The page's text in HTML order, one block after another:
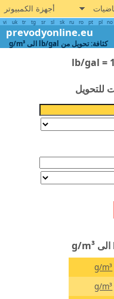
أجهزة الكمبيوتر
pl
pt
ro
ru
sk
sl
sr
tg
tr
uk
vi
prevodyonline.eu
كثافة: تحويل من lb/gal الى g/m³
للتحويل
g/
g/